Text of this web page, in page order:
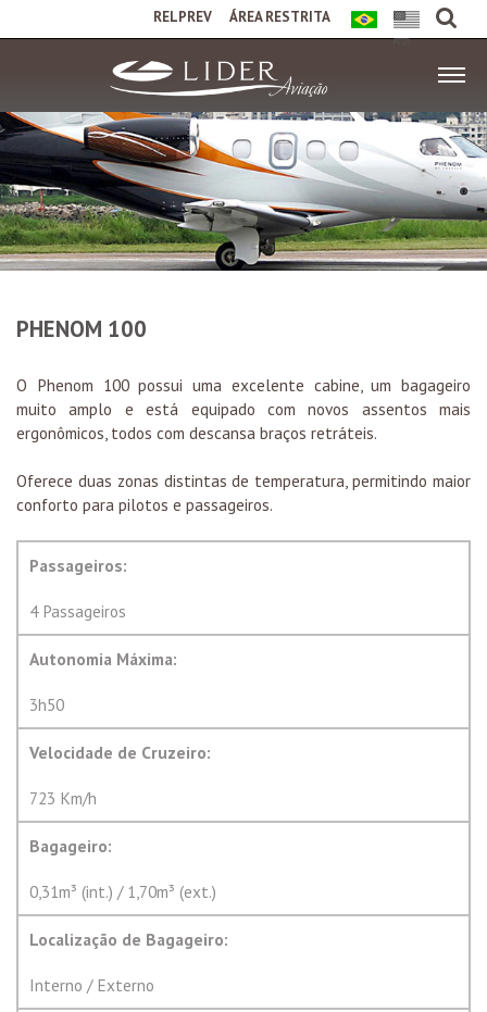
RELPREV ÁREA RESTRITA
PHENOM 100
O Phenom 100 possui uma excelente cabine, um bagageiro
muito amplo e está equipado com novos assentos mais
ergonômicos, todos com descansa braços retráteis.
Oferece duas zonas distintas de temperatura, permitindo maior
conforto para pilotos e passageiros.
Passageiros:
4 Passageiros
Autonomia Máxima:
3h50
Velocidade de Cruzeiro:
723 Km/h
Bagageiro:
0,31m³ (int.) / 1,70m³ (ext.)
Localização de Bagageiro:
Interno / Externo